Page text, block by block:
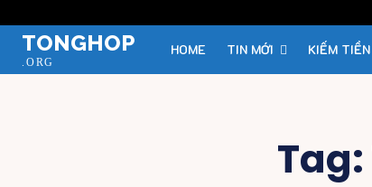
TONGHOP
.ORG
HOME TIN MỚI KIẾM TIỀN
Tag: